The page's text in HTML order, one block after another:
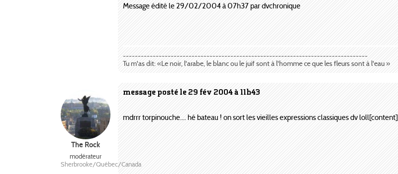
Message édité le 29/02/2004 à 07h37 par dvchronique
----------------------------------------------------------------------------------
Tu m'as dit: «Le noir, l'arabe, le blanc ou le juif sont à l'homme ce que les fleurs sont à l'eau »
message posté le 29 fév 2004 à 11h43
The Rock
modérateur
Sherbrooke/Québec/Canada
mdrrr torpinouche.... hé bateau ! on sort les vieilles expressions classiques dv loll[content]